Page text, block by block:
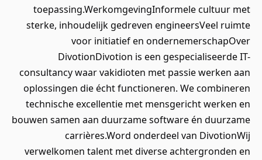
toepassing.WerkomgevingInformele cultuur met
sterke, inhoudelijk gedreven engineersVeel ruimte
voor initiatief en ondernemerschapOver
DivotionDivotion is een gespecialiseerde IT-
consultancy waar vakidioten met passie werken aan
oplossingen die écht functioneren. We combineren
technische excellentie met mensgericht werken en
bouwen samen aan duurzame software én duurzame
carrières.Word onderdeel van DivotionWij
verwelkomen talent met diverse achtergronden en